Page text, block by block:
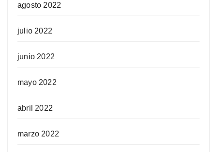
agosto 2022
julio 2022
junio 2022
mayo 2022
abril 2022
marzo 2022